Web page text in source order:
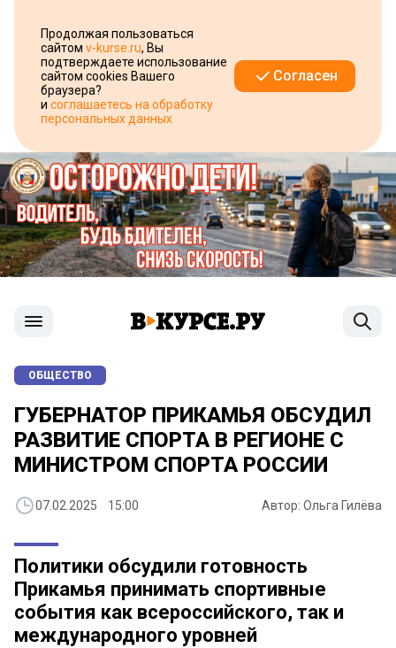
Продолжая пользоваться
сайтом v-kurse.ru, Вы
подтверждаете использование
сайтом cookies Вашего
браузера?
и соглашаетесь на обработку
персональных данных
Согласен
ОБЩЕСТВО
ГУБЕРНАТОР ПРИКАМЬЯ ОБСУДИЛ
РАЗВИТИЕ СПОРТА В РЕГИОНЕ С
МИНИСТРОМ СПОРТА РОССИИ
07.02.2025 15:00 Автор: Ольга Гилёва
Политики обсудили готовность
Прикамья принимать спортивные
события как всероссийского, так и
международного уровней